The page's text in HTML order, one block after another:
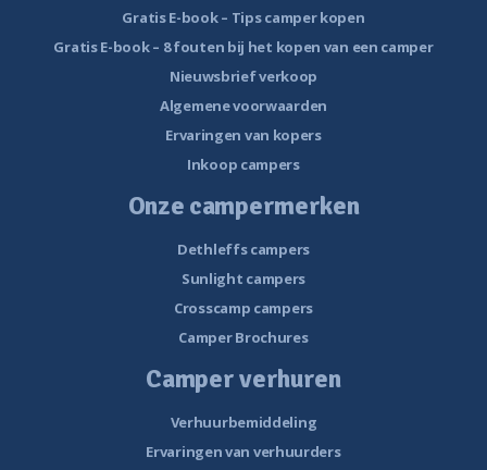
Gratis E-book – Tips camper kopen
Gratis E-book – 8 fouten bij het kopen van een camper
Nieuwsbrief verkoop
Algemene voorwaarden
Ervaringen van kopers
Inkoop campers
Onze campermerken
Dethleffs campers
Sunlight campers
Crosscamp campers
Camper Brochures
Camper verhuren
Verhuurbemiddeling
Ervaringen van verhuurders